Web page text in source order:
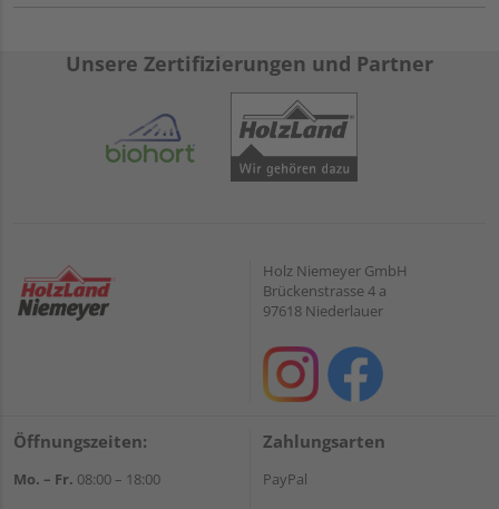
Unsere Zertifizierungen und Partner
Holz Niemeyer GmbH
Brückenstrasse 4 a
97618 Niederlauer
Öffnungszeiten:
Mo. – Fr. 08:00 – 18:00
Zahlungsarten
PayPal